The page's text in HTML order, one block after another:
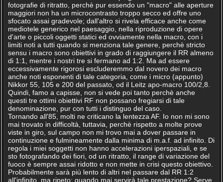
fotografie di ritratto, perchè pur essendo un "macro" alle aperture
maggiori non ha un microcontrasto troppo secco ed offre uno
sfocato assai gradevole; dall'altro si rivela efficace anche come
mediotele generico nel paesaggio, nella riproduzione di opere
d'arte o piccoli oggetti statici ed ovviamente nella macro, con i
limiti noti a tutti quando si menziona tale genere, perchè stricto
sensu i macro sono obiettivi in grado di raggiungere il RR almeno
di 1:1, mentre i nostri tre si fermano ad 1:2. Ma ad essere
eccessivamente rigorosi escluderemmo dal novero dei macro
anche noti esponenti di tale categoria, come i micro (appunto)
Nikkor 55, 105 e 200 del passato, od il Leitz apo-macro 100/2,8.
Quindi, famo a capisse, non si vede poi tanto perchè anche
questi tre ottimi obiettivi RF non possano fregiarsi di tale
denominazione, pur con tutti i distinguo del caso.
Tornando all'85, molti ne criticano la lentezza AF. Io non mi sono
mai trovato in difficoltà, tuttavia, perchè rispetto a molte prove
viste in giro, sul campo non mi trovo mai a dover passare in
continuzione e fulmineamente dalla minima di m.a.f. ad infinito. Di
regola i miei soggetti non hanno accelerazioni iperspaziali, e se
sto fotografando dei fiori, od un ritratto, il range di variazione del
fuoco è sempre assai ridotto e non mette in crisi questo obiettivo.
Probabilmente sarà più lento di altri nel passare dal RR 1:2
all'infinito, ma ripeto: quando mai servirà tale prestazione? Serve